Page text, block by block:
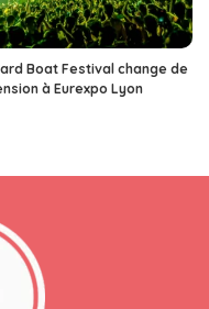
Boat Festival change de
à Eurexpo Lyon